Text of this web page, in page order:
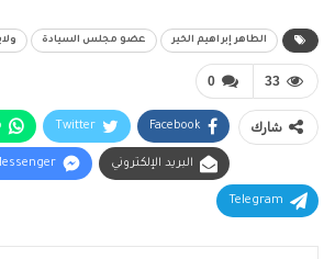
الطاهر إبراهيم الخير عضو مجلس السيادة
0 33
شارك Facebook
Twitter
البريد الإلكتروني
Telegram